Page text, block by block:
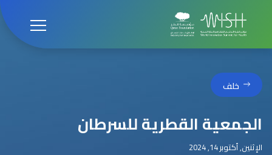
خلف
الجمعية القطرية للسرطان
الإثنين, أكتوبر 14, 2024